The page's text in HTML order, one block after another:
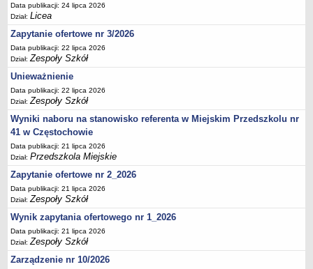
Data publikacji: 24 lipca 2026
Dział:Licea
Zapytanie ofertowe nr 3/2026
Data publikacji: 22 lipca 2026
Dział:Zespoły Szkół
Unieważnienie
Data publikacji: 22 lipca 2026
Dział:Zespoły Szkół
Wyniki naboru na stanowisko referenta w Miejskim Przedszkolu nr
41 w Częstochowie
Data publikacji: 21 lipca 2026
Dział:Przedszkola Miejskie
Zapytanie ofertowe nr 2_2026
Data publikacji: 21 lipca 2026
Dział:Zespoły Szkół
Wynik zapytania ofertowego nr 1_2026
Data publikacji: 21 lipca 2026
Dział:Zespoły Szkół
Zarządzenie nr 10/2026